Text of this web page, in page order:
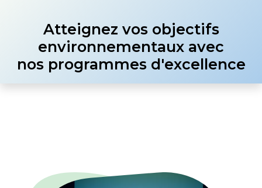
Atteignez vos objectifs
environnementaux avec
nos programmes d'excellence